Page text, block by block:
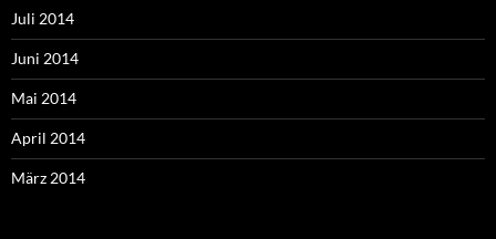
Juli 2014
Juni 2014
Mai 2014
April 2014
März 2014